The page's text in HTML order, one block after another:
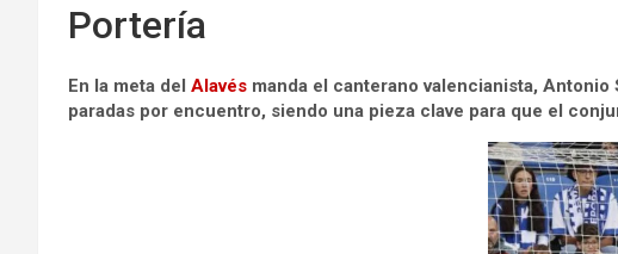
Portería
En la meta del Alavés manda el canterano valencianista, Antonio
paradas por encuentro, siendo una pieza clave para que el